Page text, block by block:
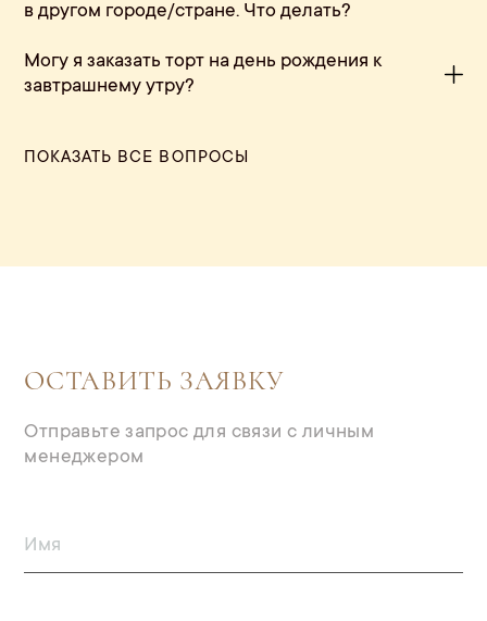
в другом городе/стране. Что делать?
Могу я заказать торт на день рождения к
завтрашнему утру?
ПОКАЗАТЬ ВСЕ ВОПРОСЫ
ОСТАВИТЬ ЗАЯВКУ
Отправьте запрос для связи с личным
менеджером